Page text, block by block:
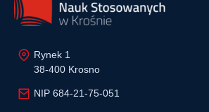
Rynek 1
38-400 Krosno
NIP 684-21-75-051